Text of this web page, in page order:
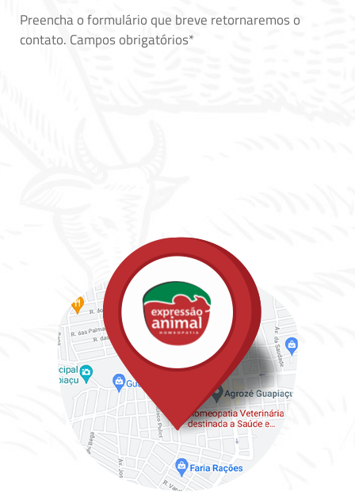
Preencha o formulário que breve retornaremos o
contato. Campos obrigatórios*